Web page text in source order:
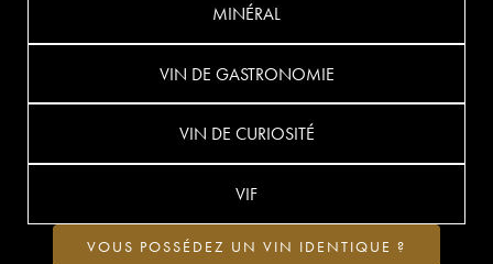
MINÉRAL
VIN DE GASTRONOMIE
VIN DE CURIOSITÉ
VIF
VOUS POSSÉDEZ UN VIN IDENTIQUE ?